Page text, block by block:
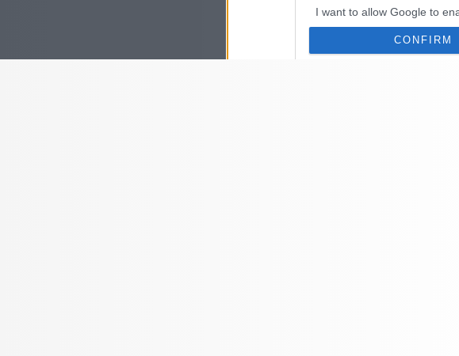
I want to allow Google to
authentication functionality
CONFIRM